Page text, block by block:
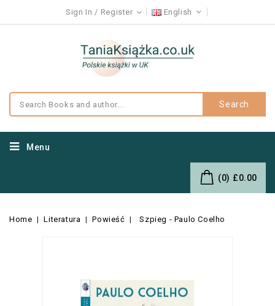
Sign In Register English
Search
Menu
(0) £0.00
Home Literatura Powieść Szpieg - Paulo Coelho